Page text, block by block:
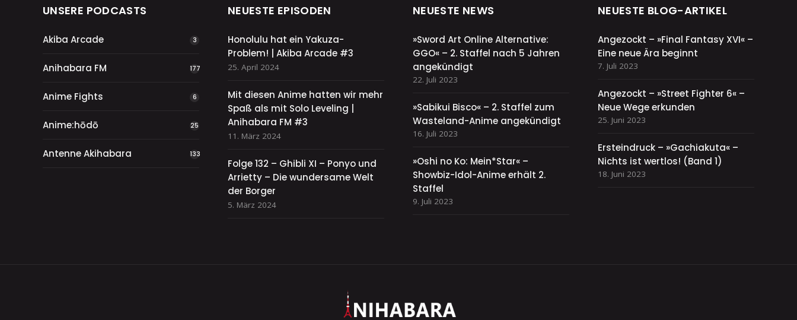
UNSERE PODCASTS
Akiba Arcade 3
Anihabara FM 177
Anime Fights 6
Anime:hōdō 25
Antenne Akihabara 133
NEUESTE EPISODEN
Honolulu hat ein Yakuza-
Problem! | Akiba Arcade #3
25. April 2024
Mit diesen Anime hatten wir mehr
Spaß als mit Solo Leveling |
Anihabara FM #3
11. März 2024
Folge 132 – Ghibli XI – Ponyo und
Arrietty – Die wundersame Welt
der Borger
5. März 2024
NEUESTE NEWS
»Sword Art Online Alternative:
GGO« – 2. Staffel nach 5 Jahren
angekündigt
22. Juli 2023
»Sabikui Bisco« – 2. Staffel zum
Wasteland-Anime angekündigt
16. Juli 2023
»Oshi no Ko: Mein*Star« –
Showbiz-Idol-Anime erhält 2.
Staffel
9. Juli 2023
NEUESTE BLOG-ARTIKEL
Angezockt – »Final Fantasy XVI« –
Eine neue Ära beginnt
7. Juli 2023
Angezockt – »Street Fighter 6« –
Neue Wege erkunden
25. Juni 2023
Ersteindruck – »Gachiakuta« –
Nichts ist wertlos! (Band 1)
18. Juni 2023